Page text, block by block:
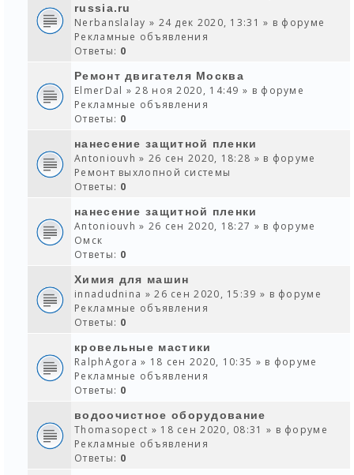
russia.ru
Nerbanslalay » 24 дек 2020, 13:31 » в форуме
Рекламные объявления
Ответы: 0
Ремонт двигателя Москва
ElmerDal » 28 ноя 2020, 14:49 » в форуме
Рекламные объявления
Ответы: 0
нанесение защитной пленки
Antoniouvh » 26 сен 2020, 18:28 » в форуме
Ремонт выхлопной системы
Ответы: 0
нанесение защитной пленки
Antoniouvh » 26 сен 2020, 18:27 » в форуме
Омск
Ответы: 0
Химия для машин
innadudnina » 26 сен 2020, 15:39 » в форуме
Рекламные объявления
Ответы: 0
кровельные мастики
RalphAgora » 18 сен 2020, 10:35 » в форуме
Рекламные объявления
Ответы: 0
водоочистное оборудование
Thomasopect » 18 сен 2020, 08:31 » в форуме
Рекламные объявления
Ответы: 0